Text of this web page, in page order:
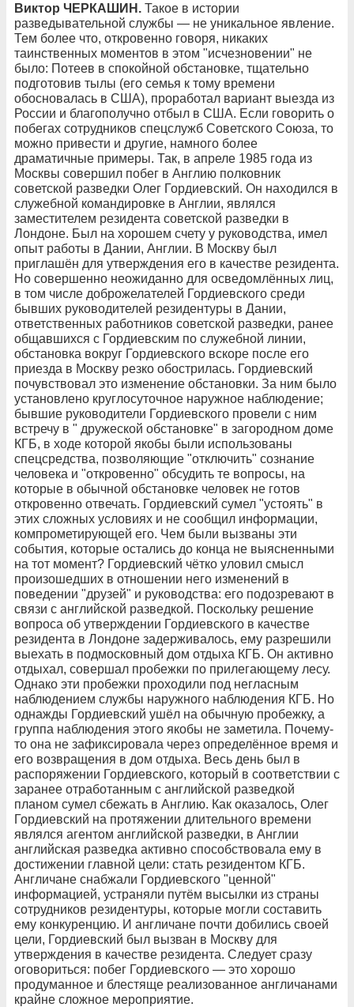
Виктор ЧЕРКАШИН. Такое в истории
разведывательной службы — не уникальное явление.
Тем более что, откровенно говоря, никаких
таинственных моментов в этом "исчезновении" не
было: Потеев в спокойной обстановке, тщательно
подготовив тылы (его семья к тому времени
обосновалась в США), проработал вариант выезда из
России и благополучно отбыл в США. Если говорить о
побегах сотрудников спецслужб Советского Союза, то
можно привести и другие, намного более
драматичные примеры. Так, в апреле 1985 года из
Москвы совершил побег в Англию полковник
советской разведки Олег Гордиевский. Он находился в
служебной командировке в Англии, являлся
заместителем резидента советской разведки в
Лондоне. Был на хорошем счету у руководства, имел
опыт работы в Дании, Англии. В Москву был
приглашён для утверждения его в качестве резидента.
Но совершенно неожиданно для осведомлённых лиц,
в том числе доброжелателей Гордиевского среди
бывших руководителей резидентуры в Дании,
ответственных работников советской разведки, ранее
общавшихся с Гордиевским по служебной линии,
обстановка вокруг Гордиевского вскоре после его
приезда в Москву резко обострилась. Гордиевский
почувствовал это изменение обстановки. За ним было
установлено круглосуточное наружное наблюдение;
бывшие руководители Гордиевского провели с ним
встречу в " дружеской обстановке" в загородном доме
КГБ, в ходе которой якобы были использованы
спецсредства, позволяющие "отключить" сознание
человека и "откровенно" обсудить те вопросы, на
которые в обычной обстановке человек не готов
откровенно отвечать. Гордиевский сумел "устоять" в
этих сложных условиях и не сообщил информации,
компрометирующей его. Чем были вызваны эти
события, которые остались до конца не выясненными
на тот момент? Гордиевский чётко уловил смысл
произошедших в отношении него изменений в
поведении "друзей" и руководства: его подозревают в
связи с английской разведкой. Поскольку решение
вопроса об утверждении Гордиевского в качестве
резидента в Лондоне задерживалось, ему разрешили
выехать в подмосковный дом отдыха КГБ. Он активно
отдыхал, совершал пробежки по прилегающему лесу.
Однако эти пробежки проходили под негласным
наблюдением службы наружного наблюдения КГБ. Но
однажды Гордиевский ушёл на обычную пробежку, а
группа наблюдения этого якобы не заметила. Почему-
то она не зафиксировала через определённое время и
его возвращения в дом отдыха. Весь день был в
распоряжении Гордиевского, который в соответствии с
заранее отработанным с английской разведкой
планом сумел сбежать в Англию. Как оказалось, Олег
Гордиевский на протяжении длительного времени
являлся агентом английской разведки, в Англии
английская разведка активно способствовала ему в
достижении главной цели: стать резидентом КГБ.
Англичане снабжали Гордиевского "ценной"
информацией, устраняли путём высылки из страны
сотрудников резидентуры, которые могли составить
ему конкуренцию. И англичане почти добились своей
цели, Гордиевский был вызван в Москву для
утверждения в качестве резидента. Следует сразу
оговориться: побег Гордиевского — это хорошо
продуманное и блестяще реализованное англичанами
крайне сложное мероприятие.